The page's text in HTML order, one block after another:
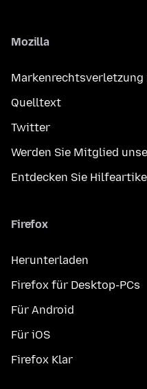
Mozilla
Markenrechtsverletzung
Quelltext
Twitter
Werden Sie Mitglied
Entdecken Sie
Firefox
Herunterladen
Firefox für Desktop-PCs
Für Android
Für iOS
Firefox Klar